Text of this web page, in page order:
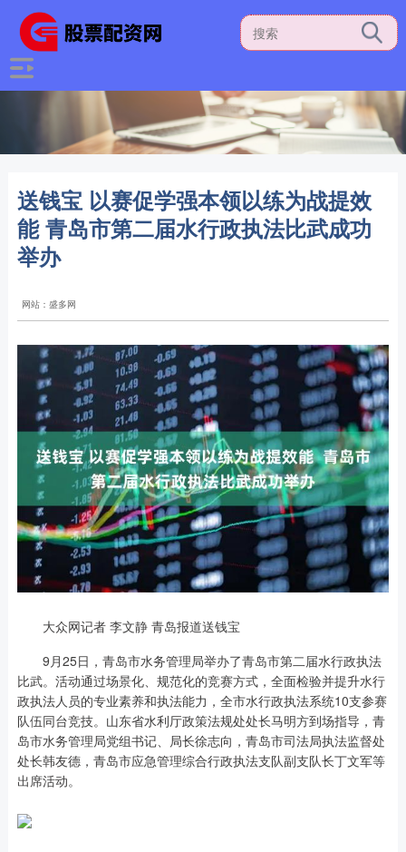
送钱宝 以赛促学强本领以练为战提效
能 青岛市第二届水行政执法比武成功
举办
网站：盛多网
大众网记者 李文静 青岛报道送钱宝
9月25日，青岛市水务管理局举办了青岛市第二届水行政执法
比武。活动通过场景化、规范化的竞赛方式，全面检验并提升水行
政执法人员的专业素养和执法能力，全市水行政执法系统10支参赛
队伍同台竞技。山东省水利厅政策法规处处长马明方到场指导，青
岛市水务管理局党组书记、局长徐志向，青岛市司法局执法监督处
处长韩友德，青岛市应急管理综合行政执法支队副支队长丁文军等
出席活动。